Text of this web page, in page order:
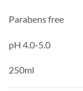
Parabens free
pH 4.0-5.0
250ml